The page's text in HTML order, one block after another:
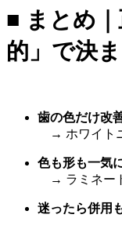
■ まとめ
的」で決
歯の色だけ改
→ ホワイト
色も形も一気
→ ラミネー
迷ったら併用